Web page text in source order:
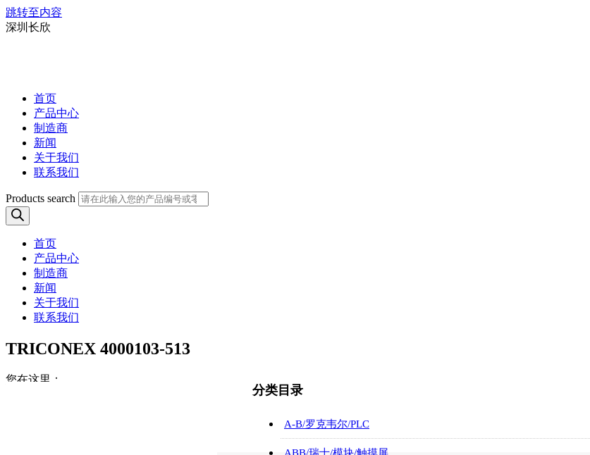
跳转至内容
深圳长欣
首页
产品中心
制造商
新闻
关于我们
联系我们
Products search
首页
产品中心
制造商
新闻
关于我们
联系我们
TRICONEX 4000103-513
您在这里：
分类目录
A-B/罗克韦尔/PLC